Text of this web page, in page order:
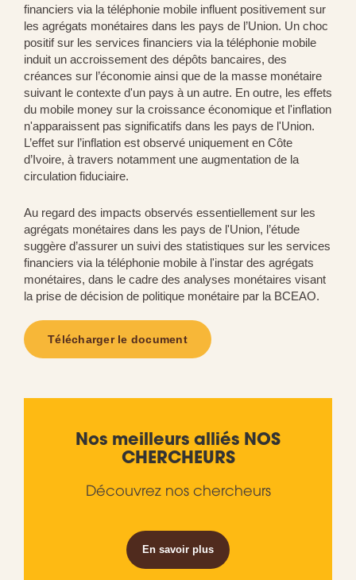
financiers via la téléphonie mobile influent positivement sur
les agrégats monétaires dans les pays de l’Union. Un choc
positif sur les services financiers via la téléphonie mobile
induit un accroissement des dépôts bancaires, des
créances sur l’économie ainsi que de la masse monétaire
suivant le contexte d'un pays à un autre. En outre, les effets
du mobile money sur la croissance économique et l'inflation
n'apparaissent pas significatifs dans les pays de l'Union.
L’effet sur l’inflation est observé uniquement en Côte
d’Ivoire, à travers notamment une augmentation de la
circulation fiduciaire.
Au regard des impacts observés essentiellement sur les
agrégats monétaires dans les pays de l'Union, l’étude
suggère d’assurer un suivi des statistiques sur les services
financiers via la téléphonie mobile à l'instar des agrégats
monétaires, dans le cadre des analyses monétaires visant
la prise de décision de politique monétaire par la BCEAO.
Télécharger le document
Nos meilleurs alliés NOS
CHERCHEURS
Découvrez nos chercheurs
En savoir plus